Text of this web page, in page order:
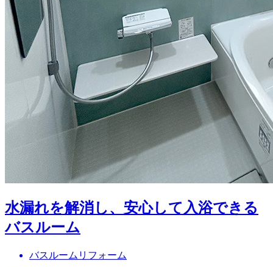
水漏れを解消し、安心して入浴できる
バスルーム
バスルームリフォーム